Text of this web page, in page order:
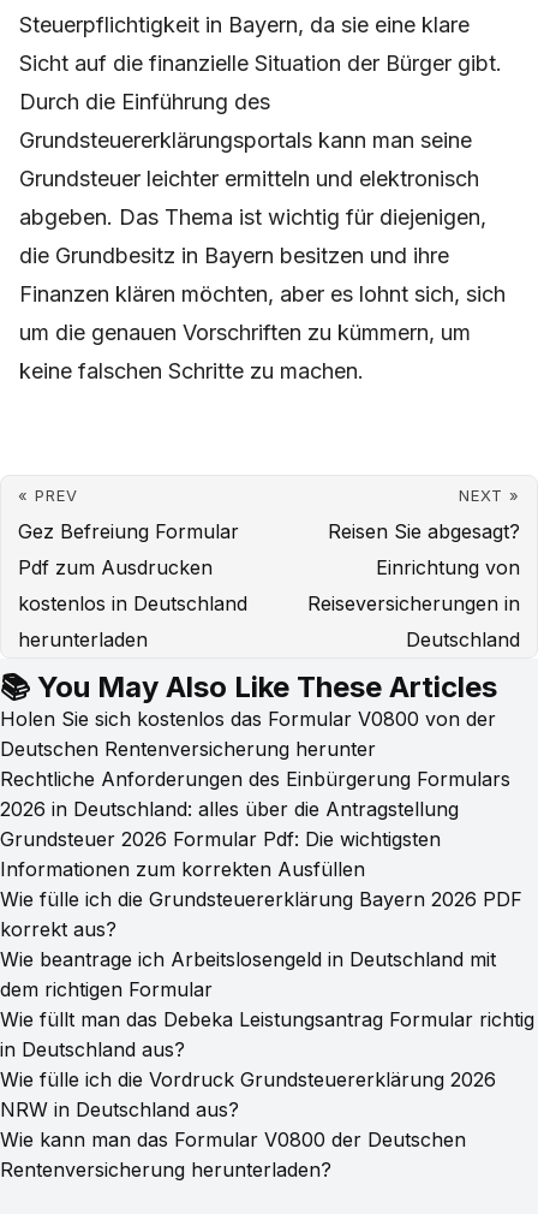
Steuerpflichtigkeit in Bayern, da sie eine klare
Sicht auf die finanzielle Situation der Bürger gibt.
Durch die Einführung des
Grundsteuererklärungsportals kann man seine
Grundsteuer leichter ermitteln und elektronisch
abgeben. Das Thema ist wichtig für diejenigen,
die Grundbesitz in Bayern besitzen und ihre
Finanzen klären möchten, aber es lohnt sich, sich
um die genauen Vorschriften zu kümmern, um
keine falschen Schritte zu machen.
« PREV
Gez Befreiung Formular
Pdf zum Ausdrucken
kostenlos in Deutschland
herunterladen
NEXT »
Reisen Sie abgesagt?
Einrichtung von
Reiseversicherungen in
Deutschland
📚 You May Also Like These Articles
Holen Sie sich kostenlos das Formular V0800 von der
Deutschen Rentenversicherung herunter
Rechtliche Anforderungen des Einbürgerung Formulars
2026 in Deutschland: alles über die Antragstellung
Grundsteuer 2026 Formular Pdf: Die wichtigsten
Informationen zum korrekten Ausfüllen
Wie fülle ich die Grundsteuererklärung Bayern 2026 PDF
korrekt aus?
Wie beantrage ich Arbeitslosengeld in Deutschland mit
dem richtigen Formular
Wie füllt man das Debeka Leistungsantrag Formular richtig
in Deutschland aus?
Wie fülle ich die Vordruck Grundsteuererklärung 2026
NRW in Deutschland aus?
Wie kann man das Formular V0800 der Deutschen
Rentenversicherung herunterladen?